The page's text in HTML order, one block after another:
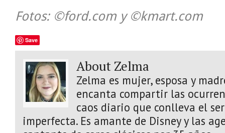
Fotos: ©ford.com y ©kmart.com
Save
About Zelma
Zelma es mujer, esposa y
encanta compartir las
caos diario que conlleva el
imperfecta. Es amante de Disney y las